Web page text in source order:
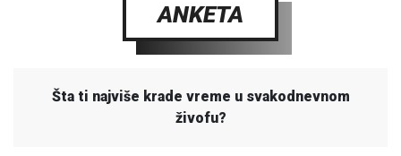
ANKETA
Šta ti najviše krade vreme u svakodnevnom
živofu?